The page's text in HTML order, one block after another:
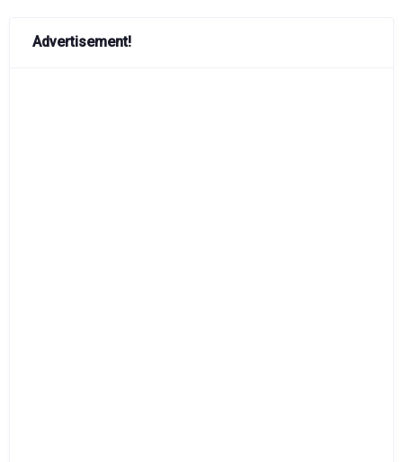
Advertisement!